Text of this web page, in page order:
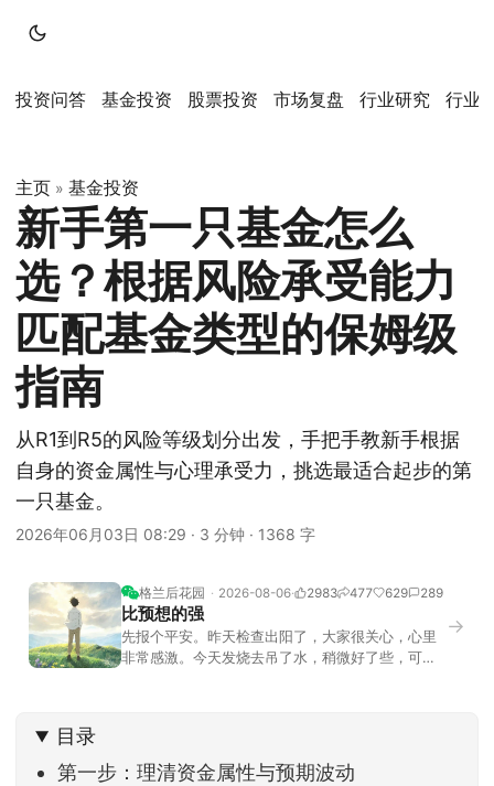
投资问答 基金投资 股票投资 市场复盘 行业研究 行业
主页 » 基金投资
新手第一只基金怎么
选？根据风险承受能力
匹配基金类型的保姆级
指南
从R1到R5的风险等级划分出发，手把手教新手根据
自身的资金属性与心理承受力，挑选最适合起步的第
一只基金。
2026年06月03日 08:29 · 3 分钟 · 1368 字
格兰后花园 2026-08-06 2983 477 629 289
比预想的强
先报个平安。昨天检查出阳了，大家很关心，心里
非常感激。今天发烧去吊了水，稍微好了些，可没
去相差不大，但细看下来，跌幅超过3%的只有不到
→
目录
第一步：理清资金属性与预期波动